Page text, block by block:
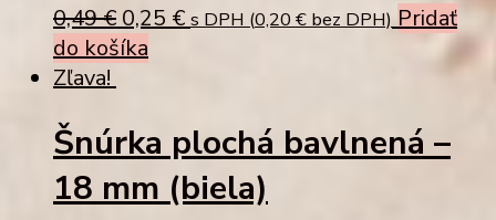
0,49€ Original
price
0,25 €Current
s DPH (0,20 € bez DPH) Pridať
do košíka
Zľava!
Šnúrka plochá bavlnená –
18 mm (biela)